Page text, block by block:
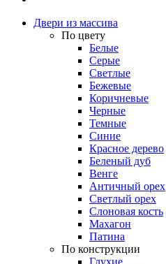
Двери из массива
По цвету
Белые
Серые
Светлые
Бежевые
Коричневые
Черные
Темные
Синие
Красное дерево
Беленый дуб
Венге
Античный орех
Светлый орех
Слоновая кость
Махагон
Патина
По конструкции
Глухие